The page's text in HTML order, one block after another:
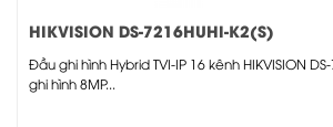
HIKVISION DS-7216HUHI-K2(S)
Đầu ghi hình Hybrid TVI-IP 16 kênh HIKVISION
ghi hình 8MP...